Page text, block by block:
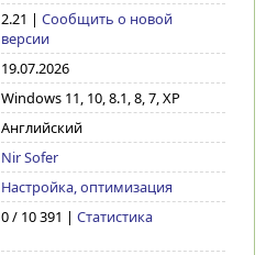
2.21 | Сообщить о новой
версии
19.07.2026
Windows 11, 10, 8.1, 8, 7, XP
Английский
Nir Sofer
Настройка, оптимизация
0 / 10 391 | Статистика